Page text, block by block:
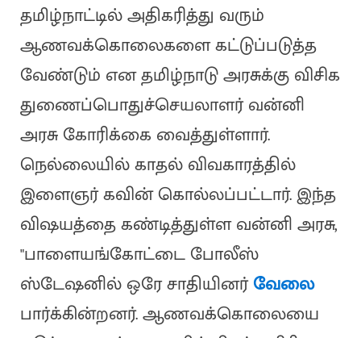
தமிழ்நாட்டில் அதிகரித்து வரும்
ஆணவக்கொலைகளை கட்டுப்படுத்த
வேண்டும் என தமிழ்நாடு அரசுக்கு விசிக
துணைப்பொதுச்செயலாளர் வன்னி
அரசு கோரிக்கை வைத்துள்ளார்.
நெல்லையில் காதல் விவகாரத்தில்
இளைஞர் கவின் கொல்லப்பட்டார். இந்த
விஷயத்தை கண்டித்துள்ள வன்னி அரசு,
"பாளையங்கோட்டை போலீஸ்
ஸ்டேஷனில் ஒரே சாதியினர்வேலை
பார்க்கின்றனர். ஆணவக்கொலையை